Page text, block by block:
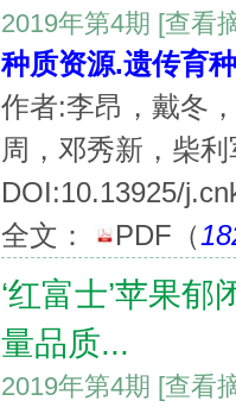
2019年第4期 [查看
种质资源.遗传育
作者:李昂，戴冬
周，邓秀新，柴利
DOI:10.13925/
全文：
PDF （
‘红富士’苹果
量品质...
2019年第4期 [查看